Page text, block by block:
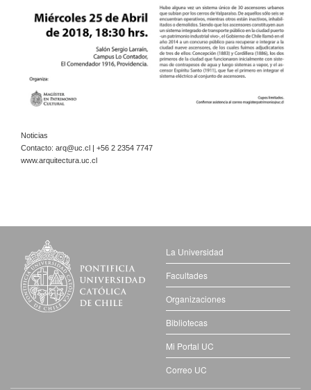
Noticias
Contacto: arq@uc.cl
| +56 2 2354 7747
www.arquitectura.uc.cl
La Universidad
Facultades
Organizaciones
Bibliotecas
Mi Portal UC
Correo UC